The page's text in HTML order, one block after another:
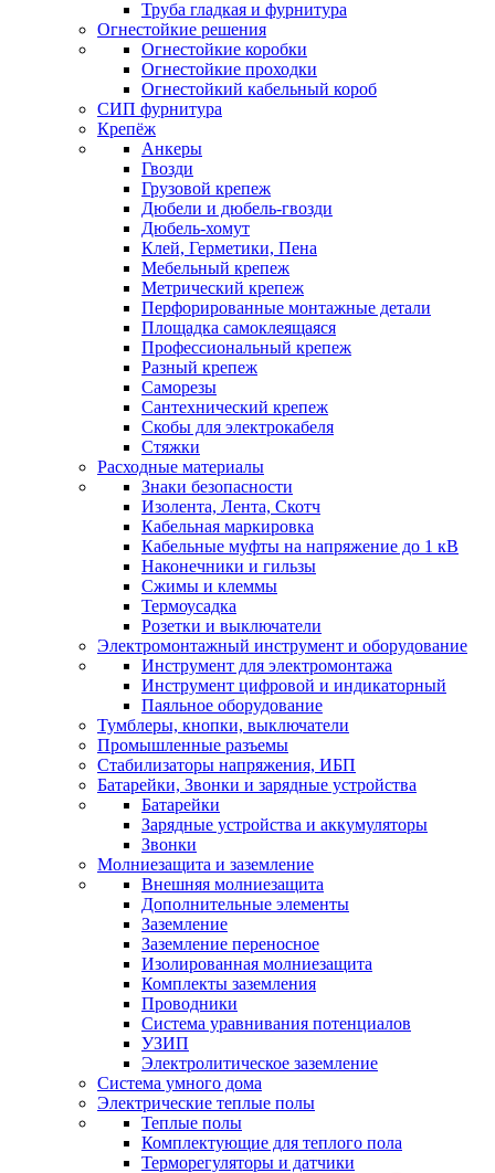
Труба гладкая и фурнитура
Огнестойкие решения
Огнестойкие коробки
Огнестойкие проходки
Огнестойкий кабельный короб
СИП фурнитура
Крепёж
Анкеры
Гвозди
Грузовой крепеж
Дюбели и дюбель-гвозди
Дюбель-хомут
Клей, Герметики, Пена
Мебельный крепеж
Метрический крепеж
Перфорированные монтажные детали
Площадка самоклеящаяся
Профессиональный крепеж
Разный крепеж
Саморезы
Сантехнический крепеж
Скобы для электрокабеля
Стяжки
Расходные материалы
Знаки безопасности
Изолента, Лента, Скотч
Кабельная маркировка
Кабельные муфты на напряжение до 1 кВ
Наконечники и гильзы
Сжимы и клеммы
Термоусадка
Розетки и выключатели
Электромонтажный инструмент и оборудование
Инструмент для электромонтажа
Инструмент цифровой и индикаторный
Паяльное оборудование
Тумблеры, кнопки, выключатели
Промышленные разъемы
Стабилизаторы напряжения, ИБП
Батарейки, Звонки и зарядные устройства
Батарейки
Зарядные устройства и аккумуляторы
Звонки
Молниезащита и заземление
Внешняя молниезащита
Дополнительные элементы
Заземление
Заземление переносное
Изолированная молниезащита
Комплекты заземления
Проводники
Система уравнивания потенциалов
УЗИП
Электролитическое заземление
Система умного дома
Электрические теплые полы
Теплые полы
Комплектующие для теплого пола
Терморегуляторы и датчики